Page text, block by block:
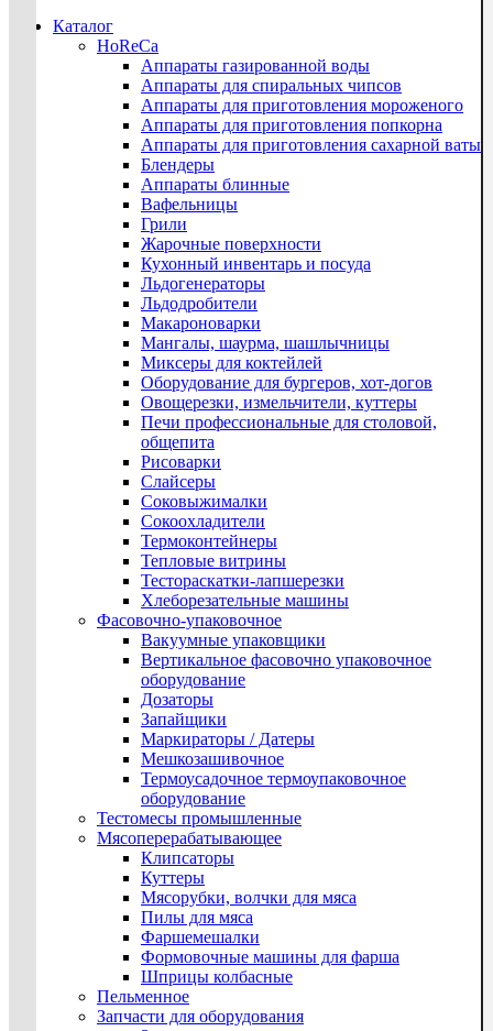
Каталог
HoReCa
Аппараты газированной воды
Аппараты для спиральных чипсов
Аппараты для приготовления мороженого
Аппараты для приготовления попкорна
Аппараты для приготовления сахарной ваты
Блендеры
Аппараты блинные
Вафельницы
Грили
Жарочные поверхности
Кухонный инвентарь и посуда
Льдогенераторы
Льдодробители
Макароноварки
Мангалы, шаурма, шашлычницы
Миксеры для коктейлей
Оборудование для бургеров, хот-догов
Овощерезки, измельчители, куттеры
Печи профессиональные для столовой,
общепита
Рисоварки
Слайсеры
Соковыжималки
Сокоохладители
Термоконтейнеры
Тепловые витрины
Тестораскатки-лапшерезки
Хлеборезательные машины
Фасовочно-упаковочное
Вакуумные упаковщики
Вертикальное фасовочно упаковочное
оборудование
Дозаторы
Запайщики
Маркираторы / Датеры
Мешкозашивочное
Термоусадочное термоупаковочное
оборудование
Тестомесы промышленные
Мясоперерабатывающее
Клипсаторы
Куттеры
Мясорубки, волчки для мяса
Пилы для мяса
Фаршемешалки
Формовочные машины для фарша
Шприцы колбасные
Пельменное
Запчасти для оборудования